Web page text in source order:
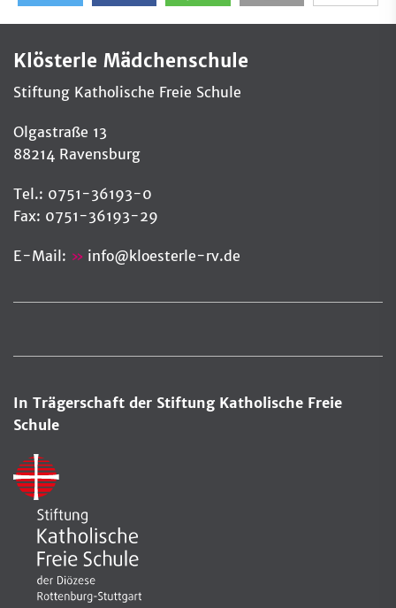
Klösterle Mädchenschule
Stiftung Katholische Freie Schule
Olgastraße 13
88214 Ravensburg
Tel.: 0751-36193-0
Fax: 0751-36193-29
E-Mail: info@kloesterle-rv.de
In Trägerschaft der Stiftung Katholische Freie
Schule